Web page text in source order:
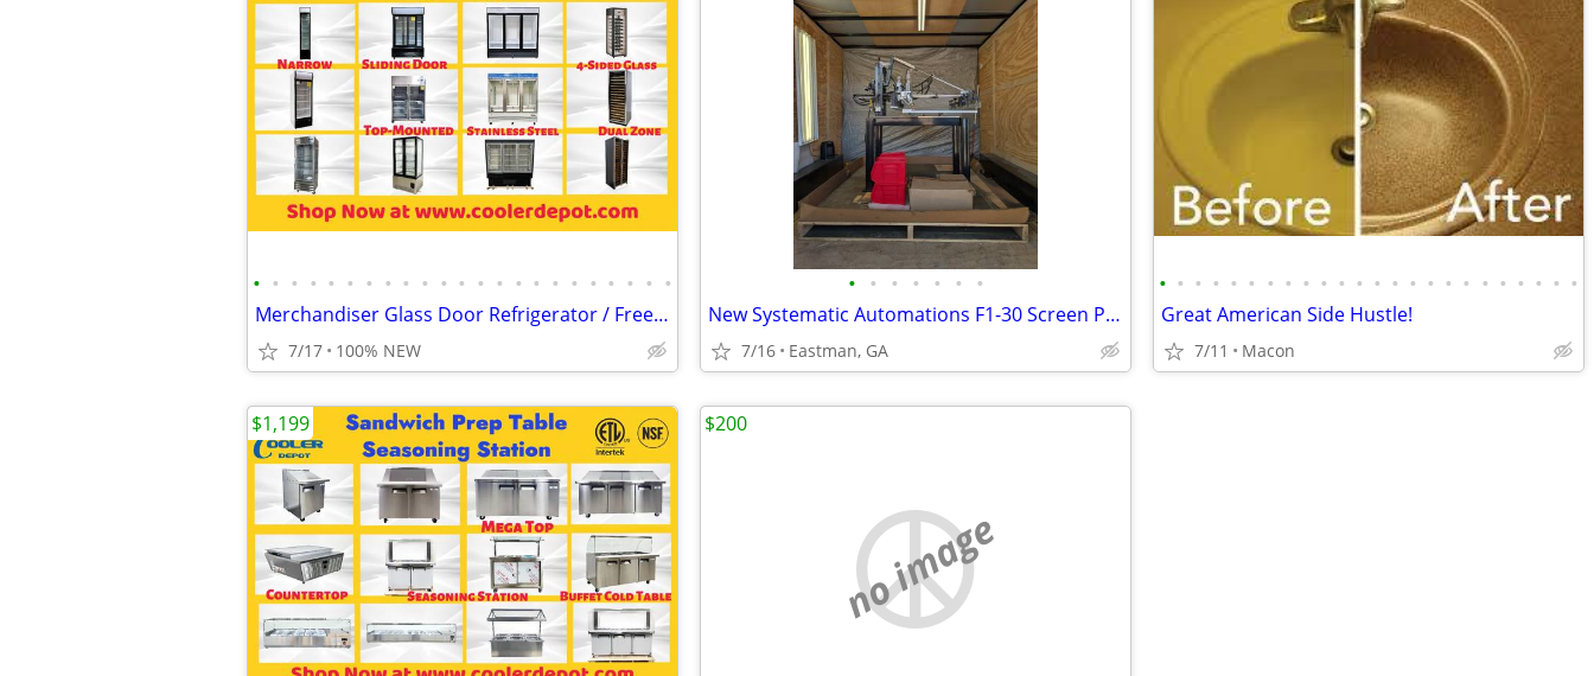
• • • • • • • • • • • • • • • • • • • • • • •
Merchandiser Glass Door Refrigerator / Freezer / Wine Cooler
7/17 100% NEW
• • • • • • •
New Systematic Automations F1-30 Screen Printing Machine - Can Deliver
7/16 Eastman, GA
• • • • • • • • • • • • • • • • • • • • • • • •
Great American Side Hustle!
7/11 Macon
$1,199
no image
$200